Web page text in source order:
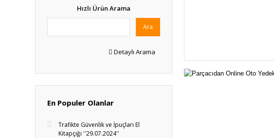
Hızlı Ürün Arama
Ara
Detaylı Arama
En Populer Olanlar
Trafikte Güvenlik ve İpuçları El
Kitapçığı ''29.07.2024''